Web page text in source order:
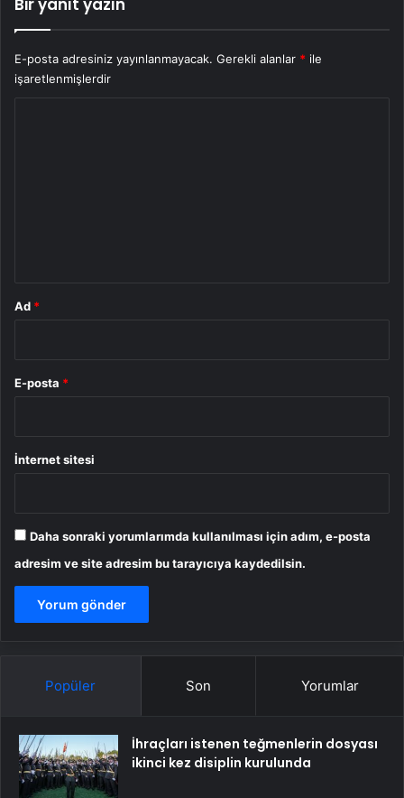
Bir yanıt yazın
E-posta adresiniz yayınlanmayacak. Gerekli alanlar * ile
işaretlenmişlerdir
Ad *
E-posta *
İnternet sitesi
Daha sonraki yorumlarımda kullanılması için adım, e-posta
adresim ve site adresim bu tarayıcıya kaydedilsin.
Popüler Son Yorumlar
İhraçları istenen teğmenlerin dosyası
ikinci kez disiplin kurulunda